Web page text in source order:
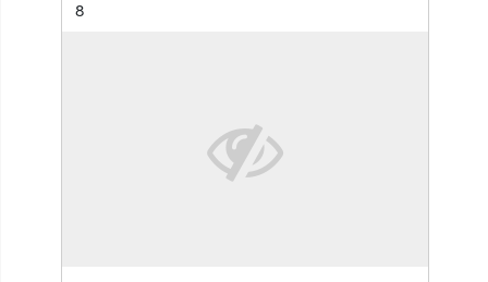
Résultat n°
8